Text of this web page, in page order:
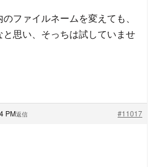
ファイルネームを変えても、
と思い、そっちは試していませ
PM #11017
返信